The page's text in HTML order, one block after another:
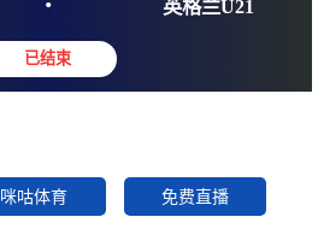
2025-09-19 15:18:32
: 英格
咪咕体育 免费直播